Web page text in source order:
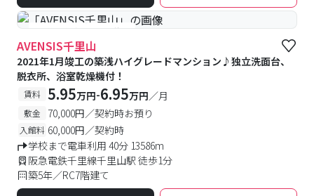
#予約受付中 #空室待ち
AVENSIS千里山
2021年1月竣工の築浅ハイグレードマンション♪独立洗面台、
脱衣所、浴室乾燥機付！
賃料 5.95万円-6.95万円／月
敷金 70,000円／契約時お預り
入館料 60,000円／契約時
学校まで電車利用 40分 13586m
阪急電鉄千里線千里山駅 徒歩1分
築5年／RC7階建て